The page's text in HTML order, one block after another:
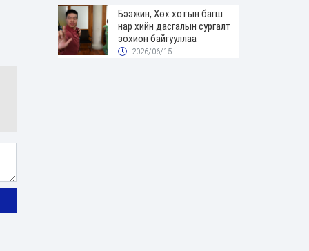
Бээжин, Хөх хотын багш
нар хийн дасгалын сургалт
зохион байгууллаа
2026/06/15